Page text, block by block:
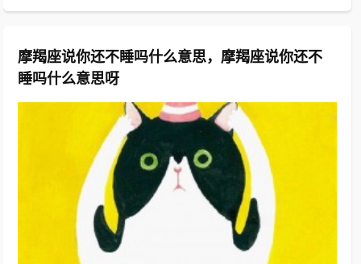
摩羯座说你还不睡吗什么意思，摩羯座说你还不
睡吗什么意思呀